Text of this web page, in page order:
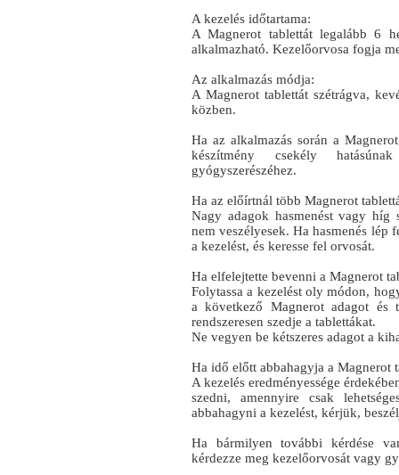
A kezelés időtartama:
A Magnerot tablettát legalább 6
alkalmazható. Kezelőorvosa fogja
Az alkalmazás módja:
A Magnerot tablettát szétrágva,
közben.
Ha az alkalmazás során a
készítmény csekély
gyógyszerészéhez.
Ha az előírtnál több Magnerot
Nagy adagok hasmenést vagy híg
nem veszélyesek. Ha hasmenés lép
a kezelést, és keresse fel orvosát.
Ha elfelejtette bevenni a Magnerot
Folytassa a kezelést oly módon,
a következő Magnerot adagot
rendszeresen szedje a tablettákat.
Ne vegyen be kétszeres adagot a
Ha idő előtt abbahagyja a Magnerot
A kezelés eredményessége
szedni, amennyire csak
abbahagyni a kezelést, kérjük,
Ha bármilyen további kérdése
kérdezze meg kezelőorvosát vagy